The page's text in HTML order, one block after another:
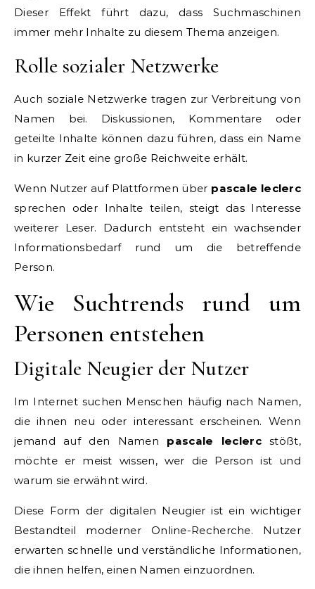
Dieser Effekt führt dazu, dass Suchmaschinen
immer mehr Inhalte zu diesem Thema anzeigen.
Rolle sozialer Netzwerke
Auch soziale Netzwerke tragen zur Verbreitung von
Namen bei. Diskussionen, Kommentare oder
geteilte Inhalte können dazu führen, dass ein Name
in kurzer Zeit eine große Reichweite erhält.
Wenn Nutzer auf Plattformen über pascale leclerc
sprechen oder Inhalte teilen, steigt das Interesse
weiterer Leser. Dadurch entsteht ein wachsender
Informationsbedarf rund um die betreffende
Person.
Wie Suchtrends rund um
Personen entstehen
Digitale Neugier der Nutzer
Im Internet suchen Menschen häufig nach Namen,
die ihnen neu oder interessant erscheinen. Wenn
jemand auf den Namen pascale leclercstößt,
möchte er meist wissen, wer die Person ist und
warum sie erwähnt wird.
Diese Form der digitalen Neugier ist ein wichtiger
Bestandteil moderner Online-Recherche. Nutzer
erwarten schnelle und verständliche Informationen,
die ihnen helfen, einen Namen einzuordnen.